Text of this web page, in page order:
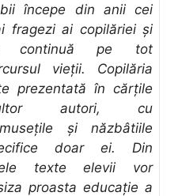
începe din anii cei
fragezi ai copilăriei şi
continuă pe tot
vieţii. Copilăria
prezentată în cărţile
autori, cu
şi năzbâtiile
doar ei. Din
texte elevii vor
proasta educaţie a